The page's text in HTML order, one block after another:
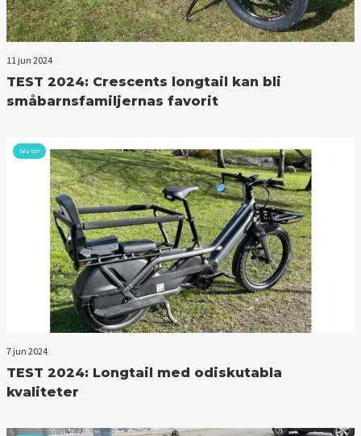
11 jun 2024
TEST 2024: Crescents longtail kan bli
småbarnsfamiljernas favorit
tester
7 jun 2024
TEST 2024: Longtail med odiskutabla
kvaliteter